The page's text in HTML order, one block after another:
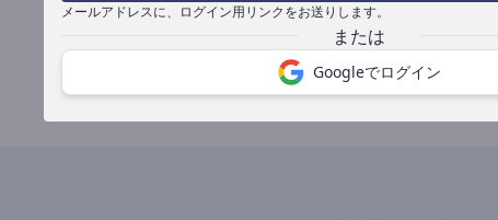
メールアドレスに、ログイン用リンクをお送りします。
Googleでログイン
書き手になる